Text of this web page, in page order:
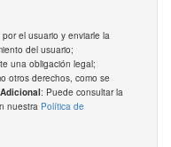
el usuario y enviarle la
del usuario;
una obligación legal;
otros derechos, como se
: Puede consultar la
nuestra Política de